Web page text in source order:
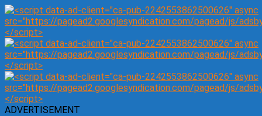
ADVERTISEMENT